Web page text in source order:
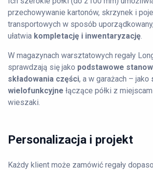
przechowywanie kartonów, skrzynek i
transportowych w sposób
ułatwia kompletację i inwentaryzację.
W magazynach warsztatowych regały
sprawdzają się jako podstawowe
składowania części, a w garażach – jako
wielofunkcyjne łączące półki z
wieszaki.
Personalizacja i projekt
Każdy klient może zamówić regały